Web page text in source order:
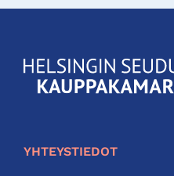
KauppakamariHelsingin
seudun
YHTEYSTIEDOT